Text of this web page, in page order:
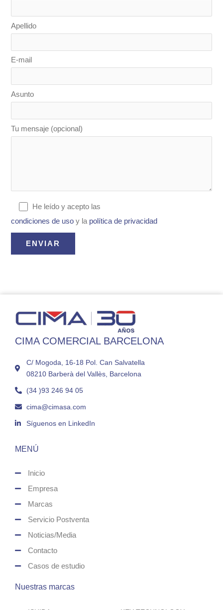
Apellido
E-mail
Asunto
Tu mensaje (opcional)
He leído y acepto las
condiciones de uso y la política de privacidad
CIMA COMERCIAL BARCELONA
C/ Mogoda, 16-18 Pol. Can Salvatella
08210 Barberà del Vallès, Barcelona
(34 )93 246 94 05
cima@cimasa.com
Síguenos en LinkedIn
MENÚ
Inicio
Empresa
Marcas
Servicio Postventa
Noticias/Media
Contacto
Casos de estudio
Nuestras marcas